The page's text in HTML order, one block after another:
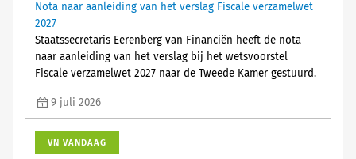
Nota naar aanleiding van het verslag Fiscale verzamelwet
2027
Staatssecretaris Eerenberg van Financiën heeft de nota
naar aanleiding van het verslag bij het wetsvoorstel
Fiscale verzamelwet 2027 naar de Tweede Kamer gestuurd.
9 juli 2026
VN VANDAAG